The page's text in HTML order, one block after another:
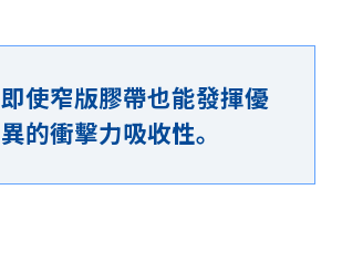
即使窄版膠帶也能發揮優
異的衝擊力吸收性。